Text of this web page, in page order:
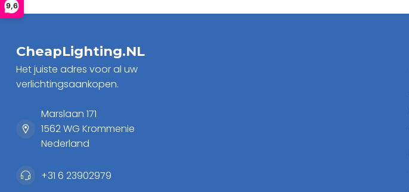
9,6
CheapLighting.NL
Het juiste adres voor al uw
verlichtingsaankopen.
Marslaan 171
1562 WG Krommenie
Nederland
+31 6 23902979